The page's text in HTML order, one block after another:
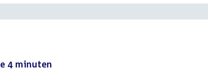
4 minuten